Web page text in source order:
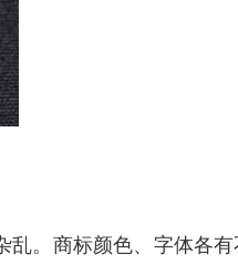
。商标颜色、字体各